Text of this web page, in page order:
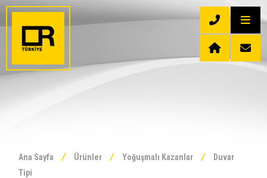
Ana Sayfa / Ürünler / Yoğuşmalı Kazanlar /
Duvar
Tipi